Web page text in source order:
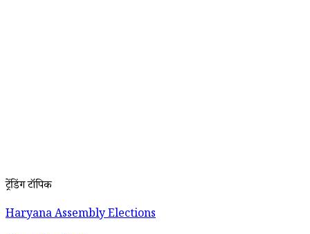
ट्रेंडिंग टॉपिक
Haryana Assembly Elections